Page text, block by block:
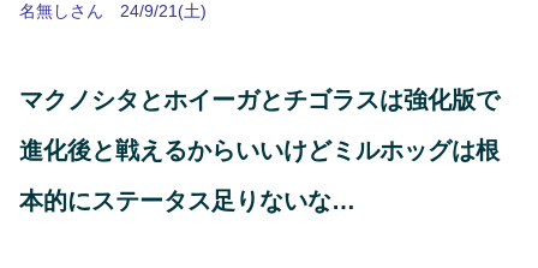
名無しさん 24/9/21(土)
マクノシタとホイーガとチゴラスは強化版で
進化後と戦えるからいいけどミルホッグは根
本的にステータス足りないな…